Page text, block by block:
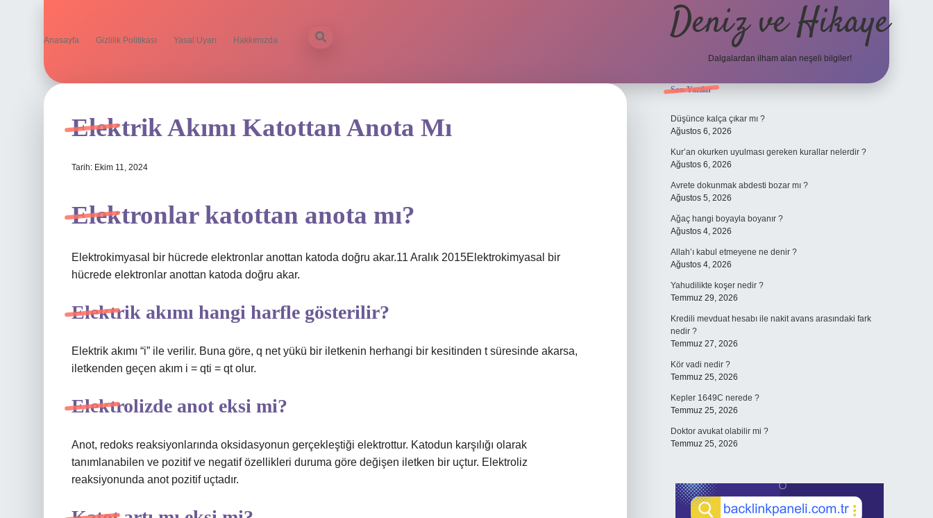
Anasayfa Gizlilik Politikası Yasal Uyarı Hakkımızda Deniz ve Hikaye
Dalgalardan ilham alan neşeli bilgiler!
Elektrik Akımı Katottan Anota Mı
Tarih: Ekim 11, 2024
Elektronlar katottan anota mı?
Elektrokimyasal bir hücrede elektronlar anottan katoda doğru akar.11 Aralık 2015Elektrokimyasal bir
hücrede elektronlar anottan katoda doğru akar.
Elektrik akımı hangi harfle gösterilir?
Elektrik akımı “i” ile verilir. Buna göre, q net yükü bir iletkenin herhangi bir kesitinden t süresinde akarsa,
iletkenden geçen akım i = qti = qt olur.
Elektrolizde anot eksi mi?
Anot, redoks reaksiyonlarında oksidasyonun gerçekleştiği elektrottur. Katodun karşılığı olarak
tanımlanabilen ve pozitif ve negatif özellikleri duruma göre değişen iletken bir uçtur. Elektroliz
reaksiyonunda anot pozitif uçtadır.
Sidebar
Son Yazılar
Düşünce kalça çıkar mı ?
Ağustos 6, 2026
Kur’an okurken uyulması gereken kurallar nelerdir ?
Ağustos 6, 2026
Avrete dokunmak abdesti bozar mı ?
Ağustos 5, 2026
Ağaç hangi boyayla boyanır ?
Ağustos 4, 2026
Allah’ı kabul etmeyene ne denir ?
Ağustos 4, 2026
Yahudilikte koşer nedir ?
Temmuz 29, 2026
Kredili mevduat hesabı ile nakit avans arasındaki fark
nedir ?
Temmuz 27, 2026
Kör vadi nedir ?
Temmuz 25, 2026
Kepler 1649C nerede ?
Temmuz 25, 2026
Doktor avukat olabilir mi ?
Temmuz 25, 2026